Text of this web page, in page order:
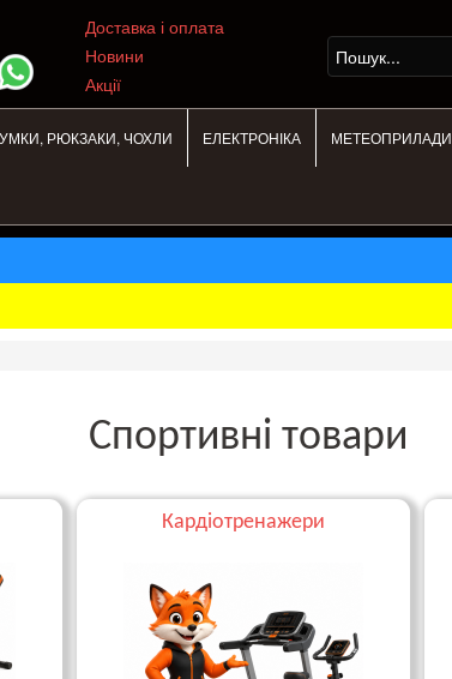
Доставка і оплата
Новини
Акції
РЮКЗАКИ, ЧОХЛИ ЕЛЕКТРОНІКА МЕТЕОПРИЛАДИ
Спортивні товари
Кардіотренажери